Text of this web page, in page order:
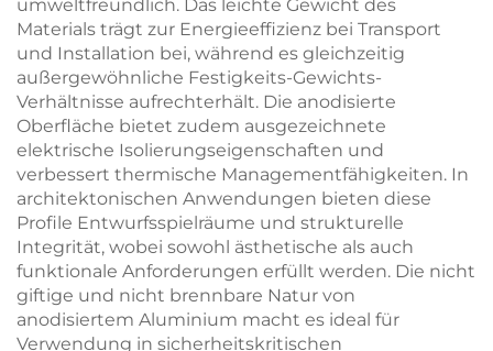
umweltfreundlich. Das leichte Gewicht des
Materials trägt zur Energieeffizienz bei Transport
und Installation bei, während es gleichzeitig
außergewöhnliche Festigkeits-Gewichts-
Verhältnisse aufrechterhält. Die anodisierte
Oberfläche bietet zudem ausgezeichnete
elektrische Isolierungseigenschaften und
verbessert thermische Managementfähigkeiten. In
architektonischen Anwendungen bieten diese
Profile Entwurfsspielräume und strukturelle
Integrität, wobei sowohl ästhetische als auch
funktionale Anforderungen erfüllt werden. Die nicht
giftige und nicht brennbare Natur von
anodisiertem Aluminium macht es ideal für
Verwendung in sicherheitskritischen